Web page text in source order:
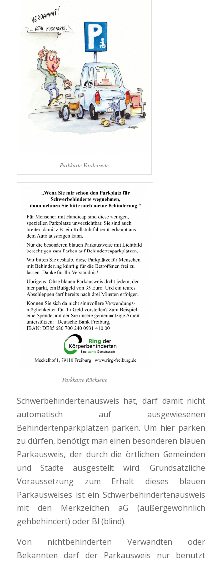
Parkkarte Vorderseite
Parkkarte Rückseite
Schwerbehindertenausweis hat, darf damit nicht
automatisch auf ausgewiesenen
Behindertenparkplätzen parken. Um hier parken
zu dürfen, benötigt man einen besonderen blauen
Parkausweis, der durch die örtlichen Gemeinden
und Städte ausgestellt wird. Grundsätzliche
Voraussetzung zum Erhalt dieses blauen
Parkausweises ist ein Schwerbehindertenausweis
mit den Merkzeichen aG (außergewöhnlich
gehbehindert) oder Bl (blind).
Von nichtbehinderten Verwandten oder
Bekannten darf der Parkausweis nur benutzt